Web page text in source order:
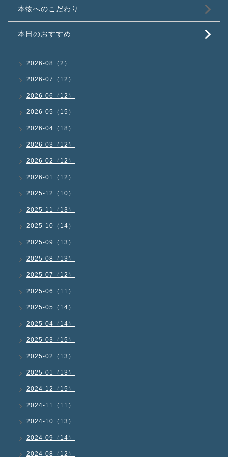
本物へのこだわり
本日のおすすめ
2026-08（2）
2026-07（12）
2026-06（12）
2026-05（15）
2026-04（18）
2026-03（12）
2026-02（12）
2026-01（12）
2025-12（10）
2025-11（13）
2025-10（14）
2025-09（13）
2025-08（13）
2025-07（12）
2025-06（11）
2025-05（14）
2025-04（14）
2025-03（15）
2025-02（13）
2025-01（13）
2024-12（15）
2024-11（11）
2024-10（13）
2024-09（14）
2024-08（12）